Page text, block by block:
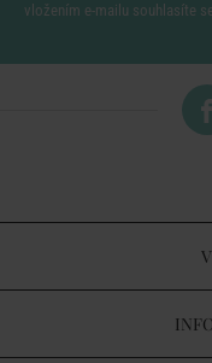
vložením e-mailu souhlasíte se